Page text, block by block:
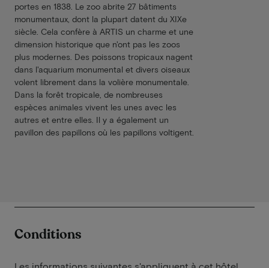
portes en 1838. Le zoo abrite 27 bâtiments
monumentaux, dont la plupart datent du XIXe
siècle. Cela confère à ARTIS un charme et une
dimension historique que n'ont pas les zoos
plus modernes. Des poissons tropicaux nagent
dans l'aquarium monumental et divers oiseaux
volent librement dans la volière monumentale.
Dans la forêt tropicale, de nombreuses
espèces animales vivent les unes avec les
autres et entre elles. Il y a également un
pavillon des papillons où les papillons voltigent.
Conditions